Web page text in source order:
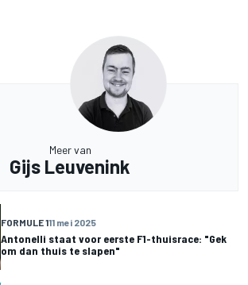
Meer van
Gijs Leuvenink
FORMULE 111 mei 2025
Antonelli staat voor eerste F1-thuisrace: "Gek
om dan thuis te slapen"